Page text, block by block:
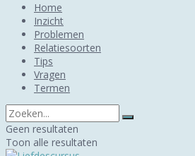
Home
Inzicht
Problemen
Relatiesoorten
Tips
Vragen
Termen
Geen resultaten
Toon alle resultaten